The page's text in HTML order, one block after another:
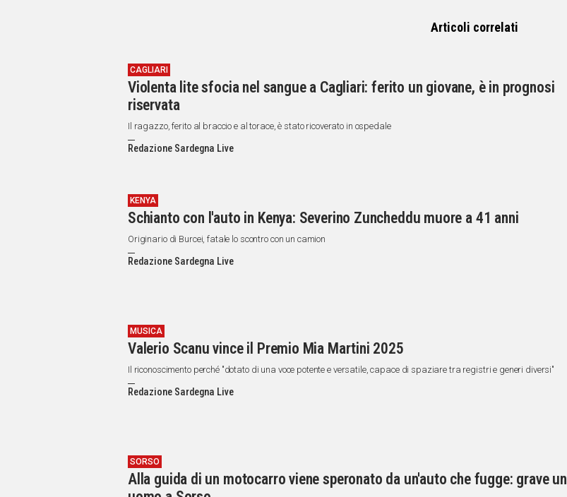
Articoli correlati
CAGLIARI
Violenta lite sfocia nel sangue a Cagliari: ferito un giovane, è in prognosi
riservata
Il ragazzo, ferito al braccio e al torace, è stato ricoverato in ospedale
Redazione Sardegna Live
KENYA
Schianto con l'auto in Kenya: Severino Zuncheddu muore a 41 anni
Originario di Burcei, fatale lo scontro con un camion
Redazione Sardegna Live
MUSICA
Valerio Scanu vince il Premio Mia Martini 2025
Il riconoscimento perché "dotato di una voce potente e versatile, capace di spaziare tra registri e generi diversi"
Redazione Sardegna Live
SORSO
Alla guida di un motocarro viene speronato da un'auto che fugge: grave un